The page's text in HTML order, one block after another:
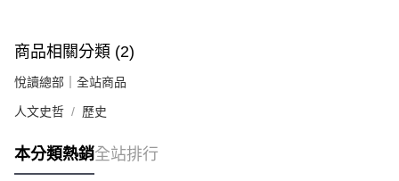
商品相關分類 (2)
悅讀總部｜全站商品
人文史哲 歷史
本分類熱銷全站排行